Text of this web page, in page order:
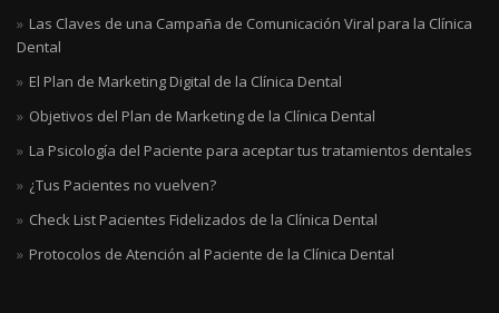
Las Claves de una Campaña de Comunicación Viral para la Clínica
Dental
El Plan de Marketing Digital de la Clínica Dental
Objetivos del Plan de Marketing de la Clínica Dental
La Psicología del Paciente para aceptar tus tratamientos dentales
¿Tus Pacientes no vuelven?
Check List Pacientes Fidelizados de la Clínica Dental
Protocolos de Atención al Paciente de la Clínica Dental